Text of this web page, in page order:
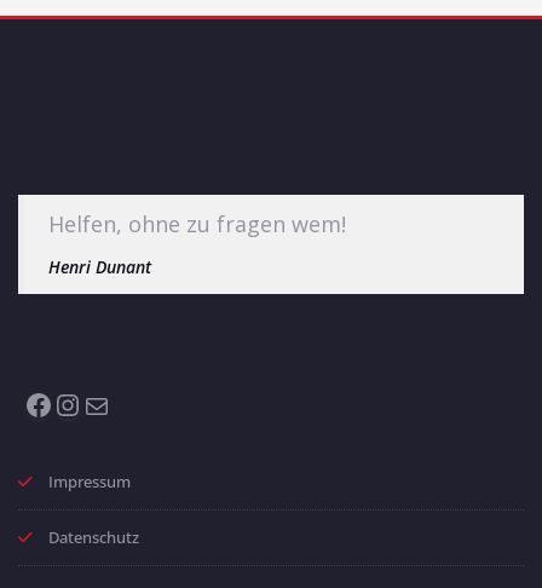
Helfen, ohne zu fragen wem!
Henri Dunant
Facebook
Instagram
E-Mail
Impressum
Datenschutz